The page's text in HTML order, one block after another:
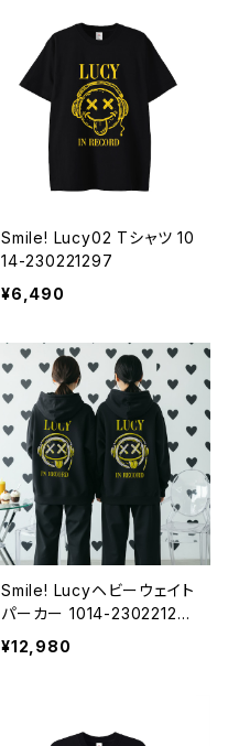
Smile! Lucy02 Tシャツ 10
14-230221297
¥6,490
Smile! Lucyヘビーウェイト
パーカー 1014-23022127
4
¥12,980